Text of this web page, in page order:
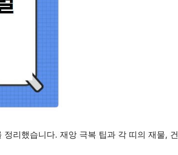
리했습니다. 재앙 극복 팁과 각 띠의 재물, 건